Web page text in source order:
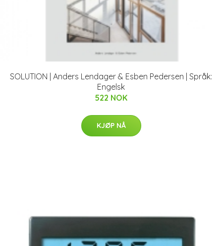
SOLUTION | Anders Lendager & Esben Pedersen | Språk:
Engelsk
522 NOK
KJØP NÅ